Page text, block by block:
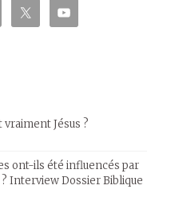
vraiment Jésus ?
ont-ils été influencés par
Interview Dossier Biblique